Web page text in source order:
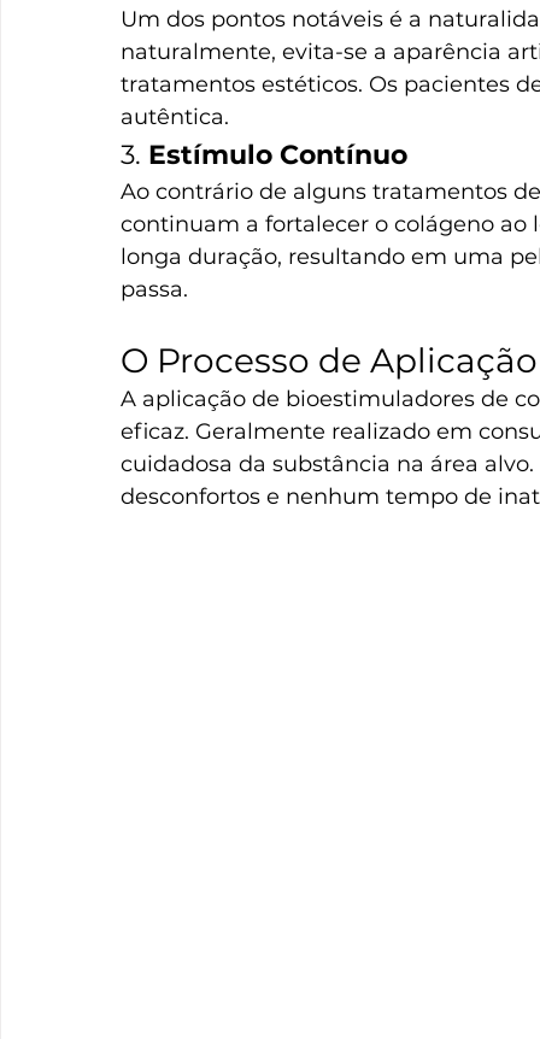
Um dos pontos notáveis é a
naturalmente, evita-se a aparência
tratamentos estéticos. Os pacientes
autêntica.
3. Estímulo Contínuo
Ao contrário de alguns tratamentos
continuam a fortalecer o colágeno
longa duração, resultando em uma
passa.
O Processo de Aplicação
A aplicação de bioestimuladores de
eficaz. Geralmente realizado em
cuidadosa da substância na área
desconfortos e nenhum tempo de